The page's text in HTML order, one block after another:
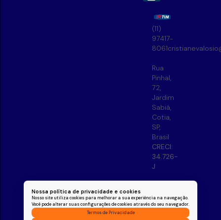
Nossa política de privacidade e cookies
Nosso site utiliza cookies para melhorar a sua experiência na navegação.
Você pode alterar suas configurações de cookies através do seu navegador.
Termos de Privacidade
(11)
97417-
8061
Rua
Pinhal,
72,
Jardim
Sabiá,
Cotia,
SP,
Brasil
CRECI:
34.726-
J